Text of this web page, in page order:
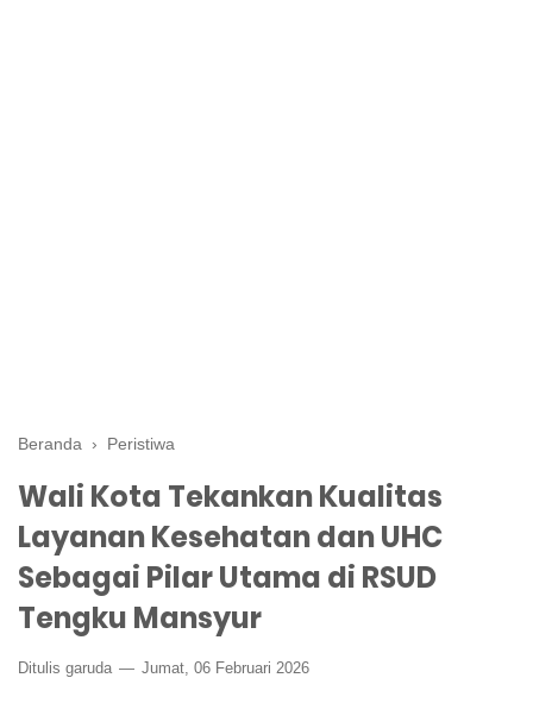
Beranda › Peristiwa
Wali Kota Tekankan Kualitas
Layanan Kesehatan dan UHC
Sebagai Pilar Utama di RSUD
Tengku Mansyur
Ditulis garuda Jumat, 06 Februari 2026